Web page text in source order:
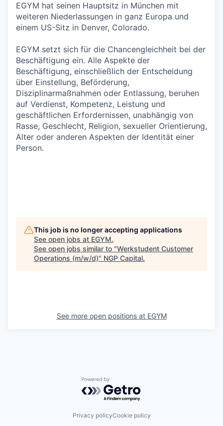
EGYM hat seinen Hauptsitz in München mit
weiteren Niederlassungen in ganz Europa und
einem US-Sitz in Denver, Colorado.
EGYM setzt sich für die Chancengleichheit bei der
Beschäftigung ein. Alle Aspekte der
Beschäftigung, einschließlich der Entscheidung
über Einstellung, Beförderung,
Disziplinarmaßnahmen oder Entlassung, beruhen
auf Verdienst, Kompetenz, Leistung und
geschäftlichen Erfordernissen, unabhängig von
Rasse, Geschlecht, Religion, sexueller Orientierung,
Alter oder anderen Aspekten der Identität einer
Person.
This job is no longer accepting applications
See open jobs at EGYM.
See open jobs similar to "Werkstudent Customer
Operations (m/w/d)" NGP Capital.
See more open positions at EGYM
Powered by Getro.com
Privacy policyCookie policy